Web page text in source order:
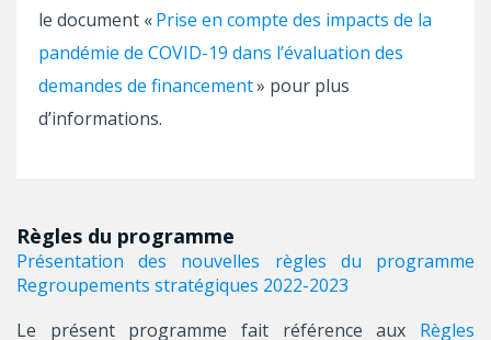
le document «Prise en compte des impacts de la
pandémie de COVID-19 dans l’évaluation des
demandes de financement» pour plus
d’informations.
Règles du programme
Présentation des nouvelles règles du programme
Regroupements stratégiques 2022-2023
Le présent programme fait référence aux Règles